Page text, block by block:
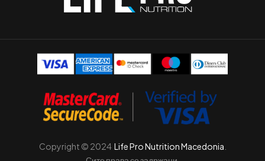
Copyright © 2024 Life Pro Nutrition Macedonia